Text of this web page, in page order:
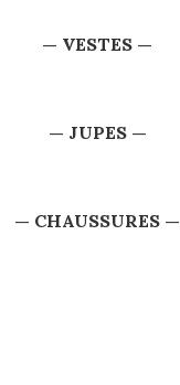
— VESTES —
— JUPES —
— CHAUSSURES —